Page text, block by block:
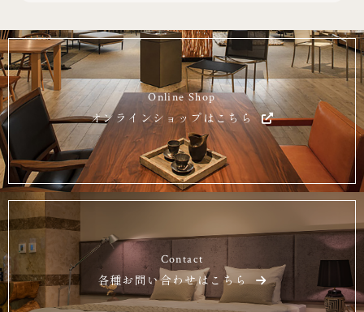
Online Shop
オンラインショップはこちら
Contact
各種お問い合わせはこちら